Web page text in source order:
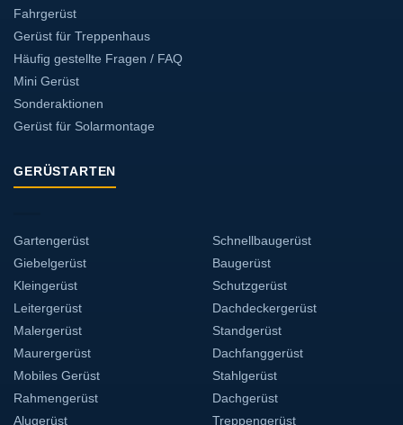
Fahrgerüst
Gerüst für Treppenhaus
Häufig gestellte Fragen / FAQ
Mini Gerüst
Sonderaktionen
Gerüst für Solarmontage
GERÜSTARTEN
Gartengerüst
Giebelgerüst
Kleingerüst
Leitergerüst
Malergerüst
Maurergerüst
Mobiles Gerüst
Rahmengerüst
Alugerüst
Schnellbaugerüst
Baugerüst
Schutzgerüst
Dachdeckergerüst
Standgerüst
Dachfanggerüst
Stahlgerüst
Dachgerüst
Treppengerüst